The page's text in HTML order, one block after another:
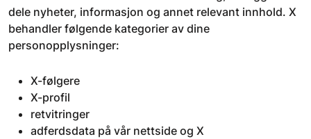
dele nyheter, informasjon og annet relevant innhold. X
behandler følgende kategorier av dine
personopplysninger:
X-følgere
X-profil
retvitringer
adferdsdata på vår nettside og X